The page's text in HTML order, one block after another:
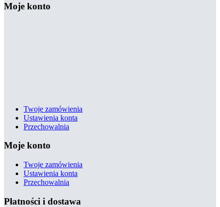
Moje konto
Twoje zamówienia
Ustawienia konta
Przechowalnia
Moje konto
Twoje zamówienia
Ustawienia konta
Przechowalnia
Płatności i dostawa